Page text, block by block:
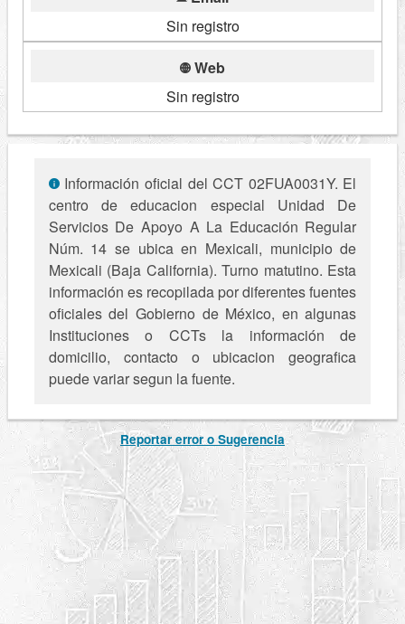
Sin registro
Web
Sin registro
Información oficial del CCT 02FUA0031Y. El
centro de educacion especial Unidad De
Servicios De Apoyo A La Educación Regular
Núm. 14 se ubica en Mexicali, municipio de
Mexicali (Baja California). Turno matutino. Esta
información es recopilada por diferentes fuentes
oficiales del Gobierno de México, en algunas
Instituciones o CCTs la información de
domicilio, contacto o ubicacion geografica
puede variar segun la fuente.
Reportar error o Sugerencia